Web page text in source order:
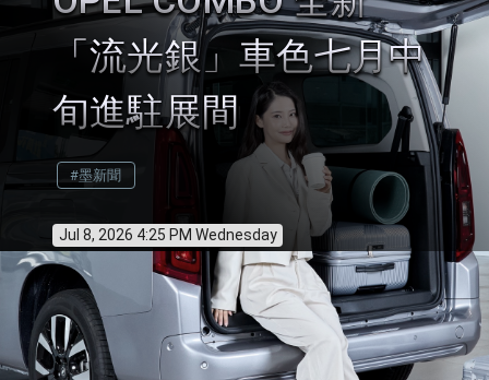
「流光銀」車色七月中
旬進駐展間
#墨新聞
Jul 8, 2026 4:25 PM Wednesday